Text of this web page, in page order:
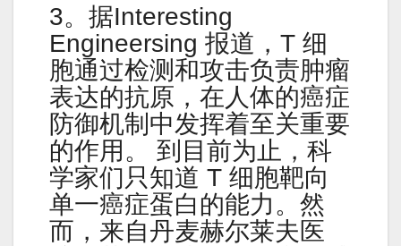
3。据Interesting
Engineersing 报道，T 细
胞通过检测和攻击负责肿瘤
表达的抗原，在人体的癌症
防御机制中发挥着至关重要
的作用。 到目前为止，科
学家们只知道 T 细胞靶向
单一癌症蛋白的能力。然
而，来自丹麦赫尔莱夫医